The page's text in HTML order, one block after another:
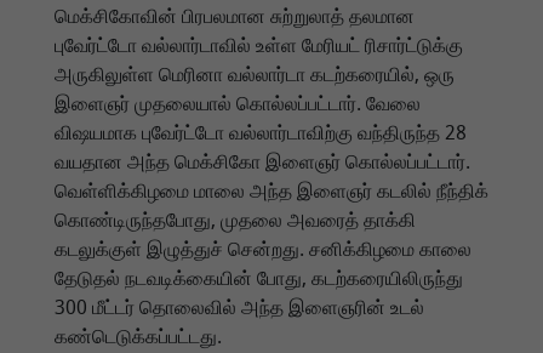
மெக்சிகோவின் பிரபலமான சுற்றுலாத் தலமான
புவேர்ட்டோ வல்லார்டாவில் உள்ள மேரியட் ரிசார்ட்டுக்கு
அருகிலுள்ள மெரினா வல்லார்டா கடற்கரையில், ஒரு
இளைஞர் முதலையால் கொல்லப்பட்டார். வேலை
விஷயமாக புவேர்ட்டோ வல்லார்டாவிற்கு வந்திருந்த 28
வயதான அந்த மெக்சிகோ இளைஞர் கொல்லப்பட்டார்.
வெள்ளிக்கிழமை மாலை அந்த இளைஞர் கடலில் நீந்திக்
கொண்டிருந்தபோது, முதலை அவரைத் தாக்கி
கடலுக்குள் இழுத்துச் சென்றது. சனிக்கிழமை காலை
தேடுதல் நடவடிக்கையின் போது, கடற்கரையிலிருந்து
300 மீட்டர் தொலைவில் அந்த இளைஞரின் உடல்
கண்டெடுக்கப்பட்டது.